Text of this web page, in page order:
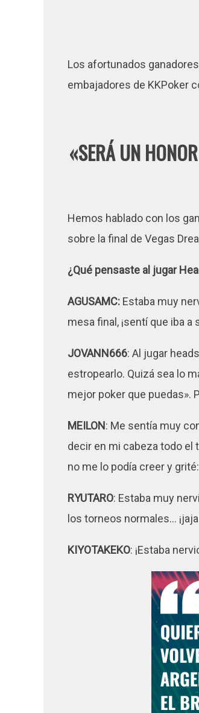
Los afortunados
embajadores de KKPoker
«SERÁ UN
Hemos hablado con los
sobre la final de Vegas
¿Qué pensaste al jugar
AGUSAMC: Estaba muy
mesa final, ¡sentí que iba a
JOVANN666: Al jugar
estropearlo. Quizá sea lo
mejor poker que puedas».
MEILON: Me sentía muy
decir en mi cabeza todo el
no me lo podía creer y
RYUTARO: Estaba muy
los torneos normales…
KIYOTAKEKO: ¡Estaba